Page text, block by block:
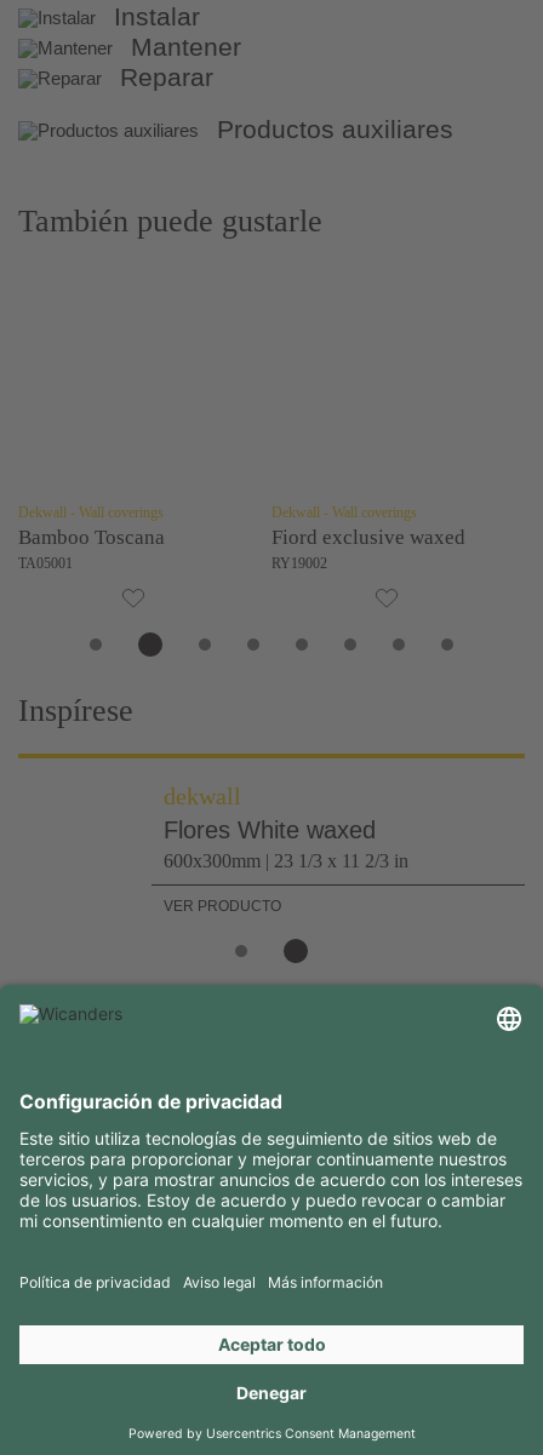
Instalar
Mantener
Reparar
Productos auxiliares
También puede gustarle
Dekwall - Wall coverings
Bamboo Toscana
TA05001
Dekwall - Wall coverings
Fiord exclusive waxed
RY19002
Inspírese
dekwall
Flores White waxed
600x300mm | 23 1/3 x 11 2/3 in
VER PRODUCTO
RECURSOS
CONTACTOS
SÍGANOS EN
Copyright 2026 © Amorim Cork Solutions. All rights reserved.
byWebcomum